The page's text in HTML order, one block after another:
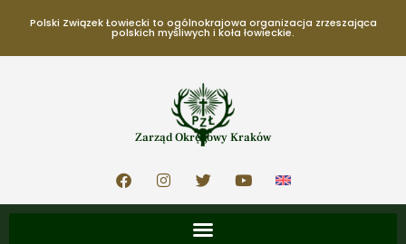
Polski Związek Łowiecki to ogólnokrajowa organizacja zrzeszająca
polskich myśliwych i koła łowieckie.
Zarząd Okręgowy Kraków